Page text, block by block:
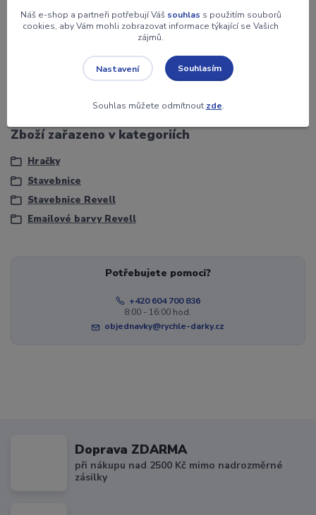
Záruka 2 roky
Zboží zařazeno v kategoriích
Hračky
Stavebnice
Stavebnice Revell
Emailové barvy Revell
Potřebujete pomoci?
+420 604 700 836
8:00 - 16:00 hod.
objednavky@rychle-darky.cz
Doprava ZDARMA
při nákupu nad 2500 Kč mimo nadrozměrné
zásilky
Náš e-shop a partneři potřebují Váš souhlas s použitím souborů
cookies, aby Vám mohli zobrazovat informace týkající se Vašich
zájmů.
Nastavení Souhlasím
Souhlas můžete odmítnout zde.